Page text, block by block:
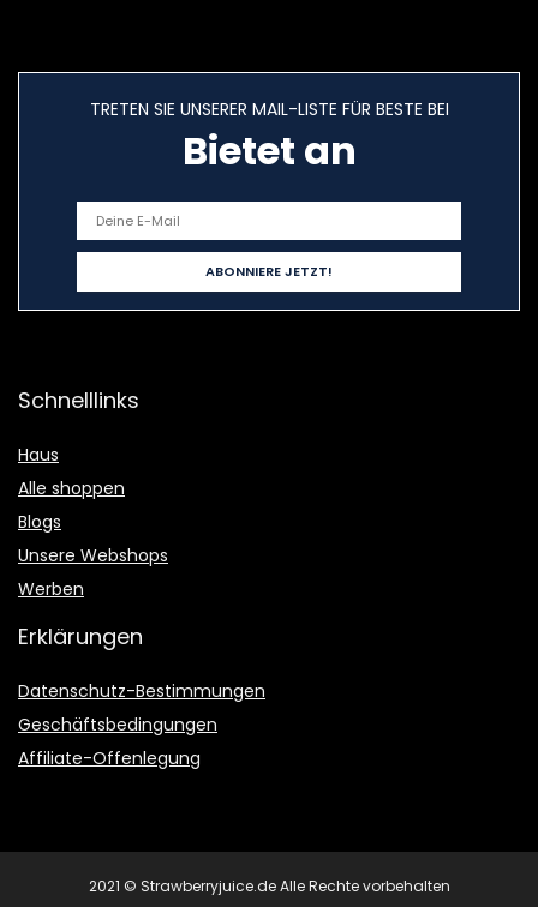
TRETEN SIE UNSERER MAIL-LISTE FÜR BESTE BEI
Bietet an
Schnelllinks
Haus
Alle shoppen
Blogs
Unsere Webshops
Werben
Erklärungen
Datenschutz-Bestimmungen
Geschäftsbedingungen
Affiliate-Offenlegung
2021 © Strawberryjuice.de Alle Rechte vorbehalten